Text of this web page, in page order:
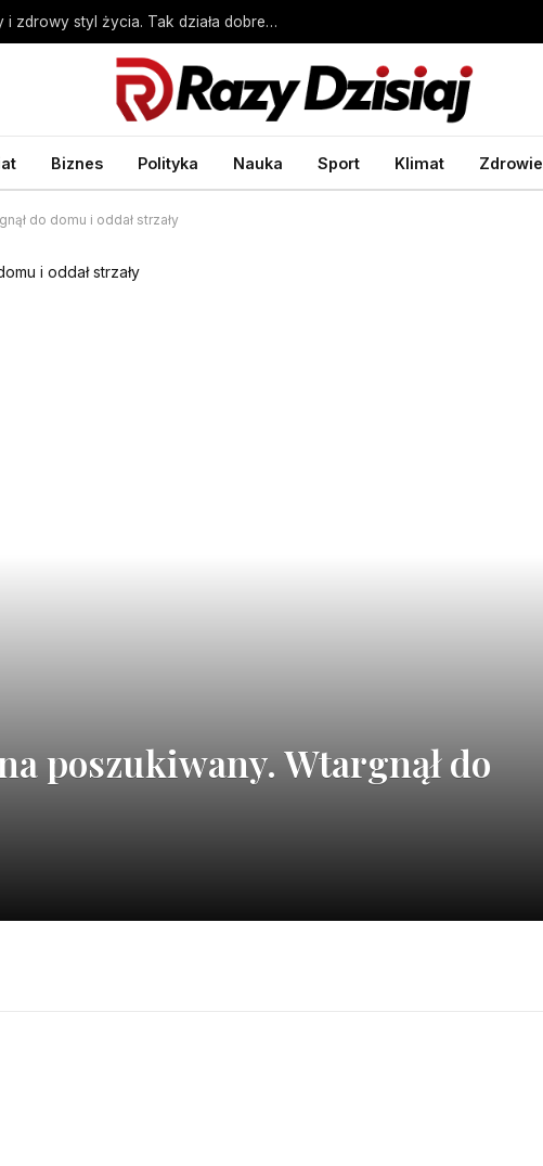
Większy wpływ na zdrowie niż geny i zdrowy styl życia. Tak działa dobre sąsiedztwo – Biznes Wprost
Biznes Polityka Nauka Sport Klimat Zdrowie
do domu i oddał strzały
poszukiwany. Wtargnął do